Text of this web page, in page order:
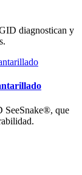
diagnostican y
SeeSnake®, que